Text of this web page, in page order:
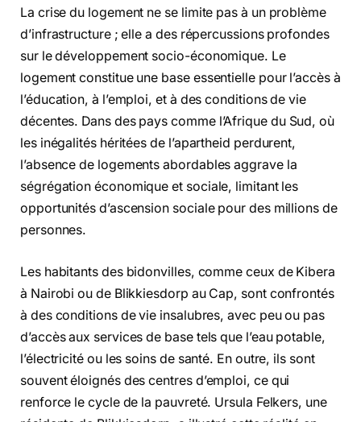
La crise du logement ne se limite pas à un problème
d’infrastructure ; elle a des répercussions profondes
sur le développement socio-économique. Le
logement constitue une base essentielle pour l’accès à
l’éducation, à l’emploi, et à des conditions de vie
décentes. Dans des pays comme l’Afrique du Sud, où
les inégalités héritées de l’apartheid perdurent,
l’absence de logements abordables aggrave la
ségrégation économique et sociale, limitant les
opportunités d’ascension sociale pour des millions de
personnes.
Les habitants des bidonvilles, comme ceux de Kibera
à Nairobi ou de Blikkiesdorp au Cap, sont confrontés
à des conditions de vie insalubres, avec peu ou pas
d’accès aux services de base tels que l’eau potable,
l’électricité ou les soins de santé. En outre, ils sont
souvent éloignés des centres d’emploi, ce qui
renforce le cycle de la pauvreté. Ursula Felkers, une